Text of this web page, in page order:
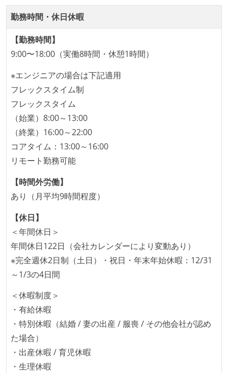
ユーザーのニーズや課題を理解するために、開発チー
ムのメンバーが、ユーザーインタビューに参加してい
る
OS やエディタ、IDE といった個人の環境は、各自の責
タスクの見積もりは、実装を担当するメンバーが中心
となって行う
全体のスケジュール管理は、途中の成果を随時確認し
ながら、納期または盛り込む機能を柔軟に調整する形
で行う
プロダクトの開発言語やフレームワークなど主要な構
成技術は、基本的に最新版より1年以上ビハインドし
ていない
コード品質向上のための取り組み
本番にデプロイされるコードには、全てコードレビュ
ーまたはペアプログラミングを実施している
「リファクタリングは随時行われるべき」という価値
観をメンバー全員が共有しており、日常的に実施して
いる
何らかのコーディング規約をチーム全体で遵守するよ
うにしている
提出されたコードには自動的にリグレッションテスト
が実行される環境が構築されている
コード品質評価ツールを導入して、メンバーが常に確
認できるようにしている
勤務時間・休日休暇
【勤務時間】
9:00〜18:00（実働8時間・休憩1時間）
※エンジニアの場合は下記適用
フレックスタイム制
フレックスタイム
（始業）8:00～13:00
（終業）16:00～22:00
コアタイム：13:00～16:00
リモート勤務可能
【時間外労働】
あり（月平均9時間程度）
【休日】
＜年間休日＞
年間休日122日（会社カレンダーにより変動あり）
※完全週休2日制（土日）・祝日・年末年始休暇：12/31
～1/3の4日間
＜休暇制度＞
・有給休暇
・特別休暇（結婚 / 妻の出産 / 服喪 / その他会社が認め
た場合）
・出産休暇 / 育児休暇
・生理休暇